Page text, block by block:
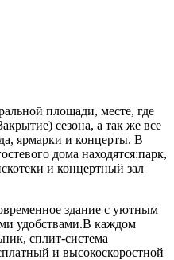
площади, месте, где
сезона, а так же все
ярмарки и концерты. В
дома находятся:парк,
и концертный зал
здание с уютным
удобствами.В каждом
сплит-система
и высокоскоростной